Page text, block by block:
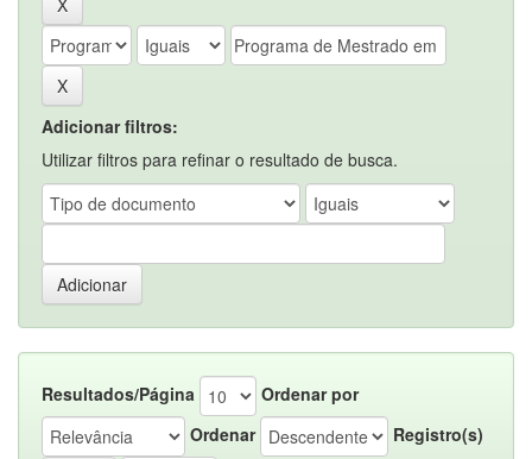
Adicionar filtros:
Utilizar filtros para refinar o resultado de busca.
Resultados/Página
Ordenar por
Ordenar
Registro(s)